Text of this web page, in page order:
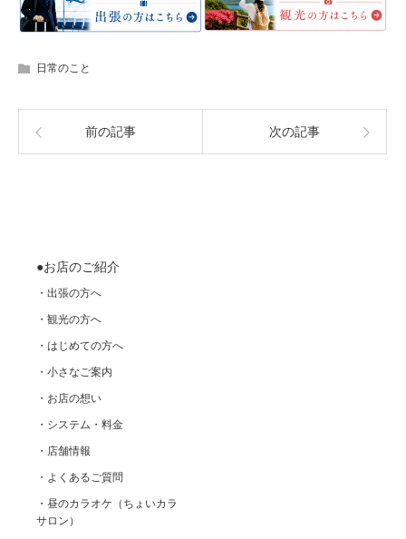
日常のこと
前の記事 次の記事
●お店のご紹介
・出張の方へ
・観光の方へ
・はじめての方へ
・小さなご案内
・お店の想い
・システム・料金
・店舗情報
・よくあるご質問
・昼のカラオケ（ちょいカラ
サロン）